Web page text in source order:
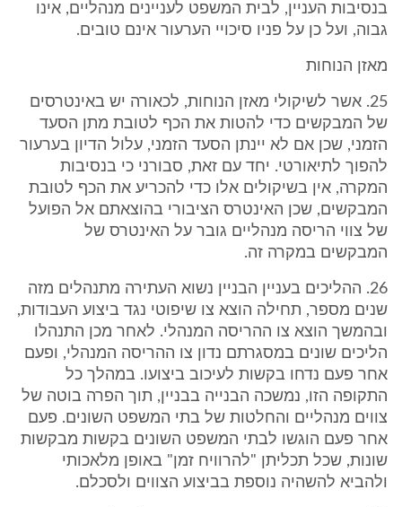
בנסיבות העניין, לבית המשפט לעניינים מנהליים, אינו
גבוה, ועל כן על פניו סיכויי הערעור אינם טובים.
מאזן הנוחות
25. אשר לשיקולי מאזן הנוחות, לכאורה יש באינטרסים
של המבקשים כדי להטות את הכף לטובת מתן הסעד
הזמני, שכן אם לא יינתן הסעד הזמני, עלול הדיון בערעור
להפוך לתיאורטי. יחד עם זאת, סבורני כי בנסיבות
המקרה, אין בשיקולים אלו כדי להכריע את הכף לטובת
המבקשים, שכן האינטרס הציבורי בהוצאתם אל הפועל
של צווי הריסה מנהליים גובר על האינטרס של
המבקשים במקרה זה.
26. ההליכים בעניין הבניין נשוא העתירה מתנהלים מזה
שנים מספר, תחילה הוצא צו שיפוטי נגד ביצוע העבודות,
ובהמשך הוצא צו ההריסה המנהלי. לאחר מכן התנהלו
הליכים שונים במסגרתם נדון צו ההריסה המנהלי, ופעם
אחר פעם נדחו בקשות לעיכוב ביצועו. במהלך כל
התקופה הזו, נמשכה הבנייה בבניין, תוך הפרה בוטה של
צווים מנהליים והחלטות של בתי המשפט השונים. פעם
אחר פעם הוגשו לבתי המשפט השונים בקשות מבקשות
שונות, שכל תכליתן "להרוויח זמן" באופן מלאכותי
ולהביא להשהיה נוספת בביצוע הצווים ולסכלם.